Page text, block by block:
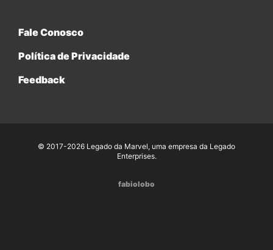
Fale Conosco
Política de Privacidade
Feedback
© 2017-2026 Legado da Marvel, uma empresa da Legado
Enterprises.
fabiolobo